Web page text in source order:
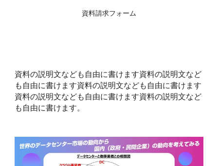
資料請求フォーム
資料の説明文なども自由に書けます資料の説明文など
も自由に書けます資料の説明文なども自由に書けます
資料の説明文なども自由に書けます資料の説明文など
も自由に書けます。